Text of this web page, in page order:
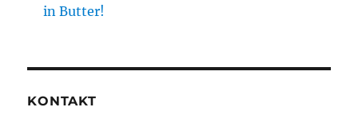
in Butter!
KONTAKT